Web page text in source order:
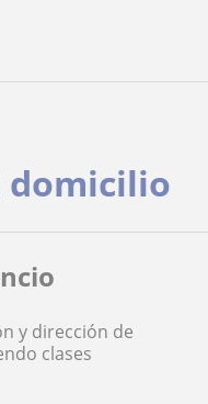
domicilio
y dirección de
clases